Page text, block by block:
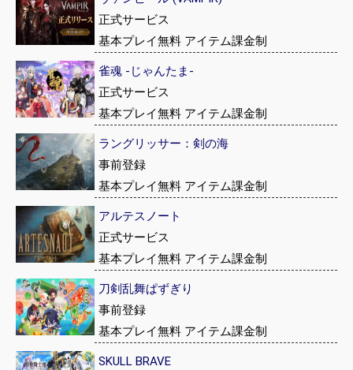
正式サービス
基本プレイ無料 アイテム課金制
雀魂 -じゃんたま-
正式サービス
基本プレイ無料 アイテム課金制
ラングリッサー：剣の海
事前登録
基本プレイ無料 アイテム課金制
アルテスノート
正式サービス
基本プレイ無料 アイテム課金制
刀剣乱舞ぱずぎり
事前登録
基本プレイ無料 アイテム課金制
SKULL BRAVE